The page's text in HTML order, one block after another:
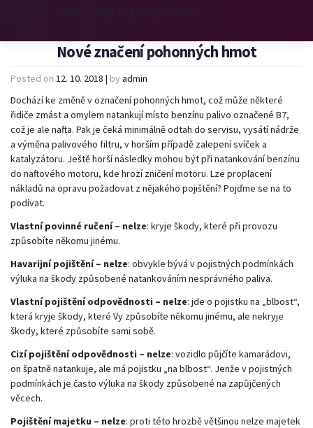
Nové značení pohonných hmot
Posted on 12. 10. 2018 | by admin
Dochází ke změně v označení pohonných hmot, což může některé
řidiče zmást a omylem natankují místo benzínu palivo označené B7,
což je ale nafta. Pak je čeká minimálně odtah do servisu, vysátí nádrže
a výměna palivového filtru, v horším případě zalepení svíček a
katalyzátoru. Ještě horší následky mohou být při natankování benzínu
do naftového motoru, kde hrozí zničení motoru. Lze proplacení
nákladů na opravu požadovat z nějakého pojištění? Pojďme se na to
podívat.
Vlastní povinné ručení – nelze: kryje škody, které při provozu
způsobíte někomu jinému.
Havarijní pojištění – nelze: obvykle bývá v pojistných podmínkách
výluka na škody způsobené natankováním nesprávného paliva.
Vlastní pojištění odpovědnosti – nelze: jde o pojistku na „blbost“,
která kryje škody, které Vy způsobíte někomu jinému, ale nekryje
škody, které způsobíte sami sobě.
Cizí pojištění odpovědnosti – nelze: vozidlo půjčíte kamarádovi,
on špatně natankuje, ale má pojistku „na blbost“. Jenže v pojistných
podmínkách je často výluka na škody způsobené na zapůjčených
věcech.
Pojištění majetku – nelze: proti této hrozbě většinou nelze majetek